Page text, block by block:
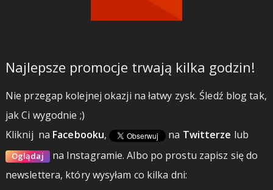
Najlepsze promocje trwają kilka godzin!
Nie przegap kolejnej okazji na łatwy zysk. Śledź blog tak,
jak Ci wygodnie ;)
Kliknij na Facebooku, na Twitterze lub
Oglądaj na Instagramie.Albo po prostu zapisz się do
newslettera, który wysyłam co kilka dni: